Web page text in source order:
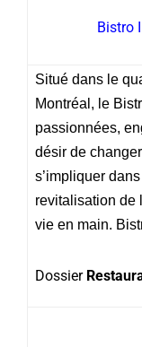
Bistro
Situé dans le
Montréal, le
passionnées,
désir de
s’impliquer
revitalisation de
vie en main.
Dossier